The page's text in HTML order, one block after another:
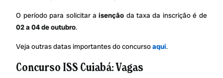
O período para solicitar aisenção da taxa da inscrição é de
02 a 04 de outubro.
Veja outras datas importantes do concursoaqui.
Concurso ISS Cuiabá: Vagas